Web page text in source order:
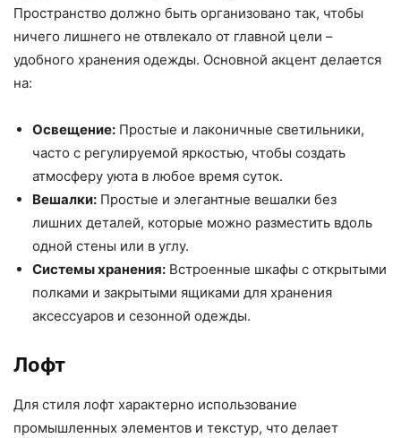
Пространство должно быть организовано так, чтобы
ничего лишнего не отвлекало от главной цели –
удобного хранения одежды. Основной акцент делается
на:
Освещение: Простые и лаконичные светильники,
часто с регулируемой яркостью, чтобы создать
атмосферу уюта в любое время суток.
Вешалки: Простые и элегантные вешалки без
лишних деталей, которые можно разместить вдоль
одной стены или в углу.
Системы хранения: Встроенные шкафы с открытыми
полками и закрытыми ящиками для хранения
аксессуаров и сезонной одежды.
Лофт
Для стиля лофт характерно использование
промышленных элементов и текстур, что делает